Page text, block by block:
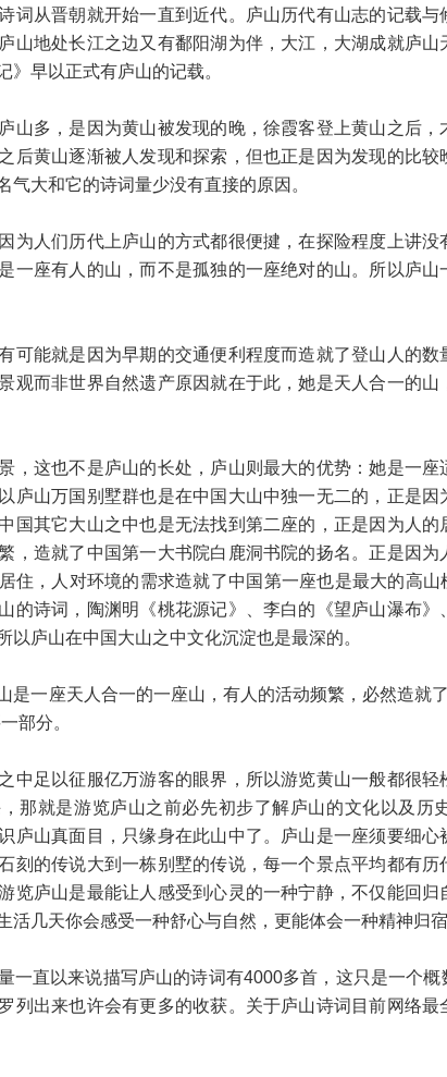
词从晋朝就开始一直到近代。庐山历代有山志的记载
山地处长江之边又有鄱阳湖为伴，大江，大湖成就庐
》早以正式有庐山的记载。
山多，是因为黄山被发现的晚，徐霞客登上黄山之后，
后黄山逐渐被人发现和探索，但也正是因为发现的比
气大和它的诗词量少没有直接的原因。
为人们历代上庐山的方式都很便揵，在探险程度上讲
一座有人的山，而不是孤独的一座绝对的山。所以庐
可能就是因为早期的交通便利程度而造就了登山人的
观而非世界自然遗产原因就在于此，她是天人合一的
，这也不是庐山的长处，庐山则最大的优势：她是一
庐山万国别墅群也是在中国大山中独一无二的，正是
国其它大山之中也是无法找到第二座的，正是因为人
，造就了中国第一大书院白鹿洞书院的扬名。正是因
住，人对环境的需求造就了中国第一座也是最大的高
的诗词，陶渊明《桃花源记》、李白的《望庐山瀑布
以庐山在中国大山之中文化沉淀也是最深的。
是一座天人合一的一座山，有人的活动频繁，必然造就
部分。
中足以征服亿万游客的眼界，所以游览黄山一般都很
那就是游览庐山之前必先初步了解庐山的文化以及历
庐山真面目，只缘身在此山中了。庐山是一座须要细
刻的传说大到一栋别墅的传说，每一个景点平均都有
览庐山是最能让人感受到心灵的一种宁静，不仅能回
活几天你会感受一种舒心与自然，更能体会一种精神归
一直以来说描写庐山的诗词有4000多首，这只是一个
列出来也许会有更多的收获。关于庐山诗词目前网络